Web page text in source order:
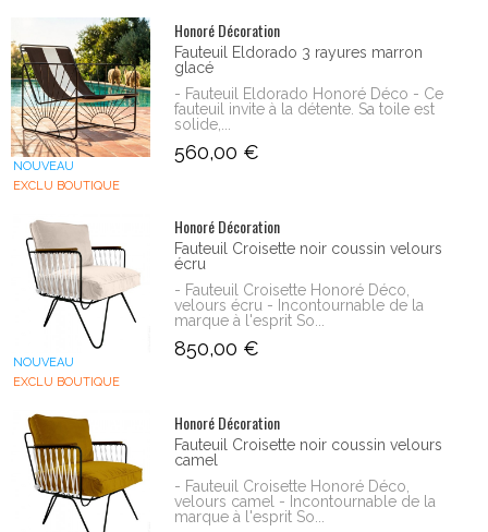
NOUVEAU
EXCLU BOUTIQUE
Honoré Décoration
Fauteuil Eldorado 3 rayures marron
glacé
- Fauteuil Eldorado Honoré Déco - Ce
fauteuil invite à la détente. Sa toile est
solide,...
560,00 €
NOUVEAU
EXCLU BOUTIQUE
Honoré Décoration
Fauteuil Croisette noir coussin velours
écru
- Fauteuil Croisette Honoré Déco,
velours écru - Incontournable de la
marque à l'esprit So...
850,00 €
Honoré Décoration
Fauteuil Croisette noir coussin velours
camel
- Fauteuil Croisette Honoré Déco,
velours camel - Incontournable de la
marque à l'esprit So...